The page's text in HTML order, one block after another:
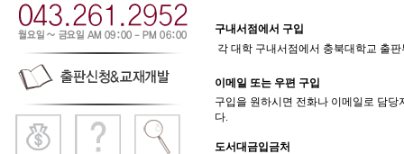
구내서점에서 구입
각 대학 구내서점에서 충북대학교 출
이메일 또는 우편 구입
구입을 원하시면 전화나 이메일로 담
다.
도서대금입금처